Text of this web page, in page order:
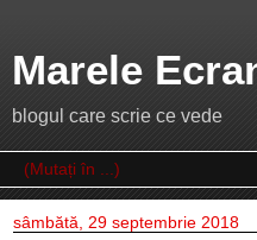
Marele
blogul care scrie ce vede
sâmbătă, 29 septembrie 2018